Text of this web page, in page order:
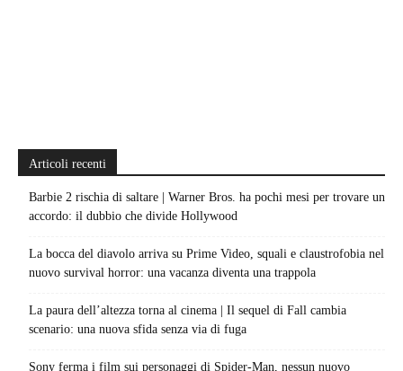
Articoli recenti
Barbie 2 rischia di saltare | Warner Bros. ha pochi mesi per trovare un
accordo: il dubbio che divide Hollywood
La bocca del diavolo arriva su Prime Video, squali e claustrofobia nel
nuovo survival horror: una vacanza diventa una trappola
La paura dell’altezza torna al cinema | Il sequel di Fall cambia
scenario: una nuova sfida senza via di fuga
Sony ferma i film sui personaggi di Spider-Man, nessun nuovo